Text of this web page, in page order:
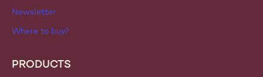
Newsletter
Where to buy?
PRODUCTS